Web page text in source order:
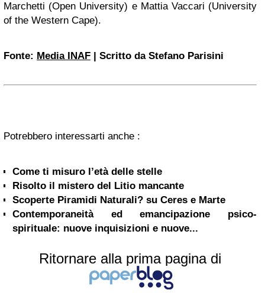
Marchetti (Open University) e Mattia Vaccari (University
of the Western Cape).
Fonte: Media INAF | Scritto da Stefano Parisini
Potrebbero interessarti anche :
Come ti misuro l’età delle stelle
Risolto il mistero del Litio mancante
Scoperte Piramidi Naturali? su Ceres e Marte
Contemporaneità ed emancipazione psico-
spirituale: nuove inquisizioni e nuove...
Ritornare alla prima pagina di